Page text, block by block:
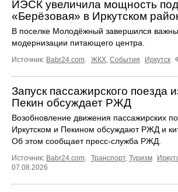
ИЭСК увеличила мощность
«Берёзовая» в Иркутском
В поселке Молодёжный завершился
модернизации питающего центра.
Источник: Babr24.com ЖКХ События Иркутск
Запуск пассажирского поезда
Пекин обсуждает РЖД
Возобновление движения пассажирских
Иркутском и Пекином обсуждают РЖД и
Об этом сообщает пресс‑служба РЖД.
Источник: Babr24.com Транспорт, Туризм
07.08.2026